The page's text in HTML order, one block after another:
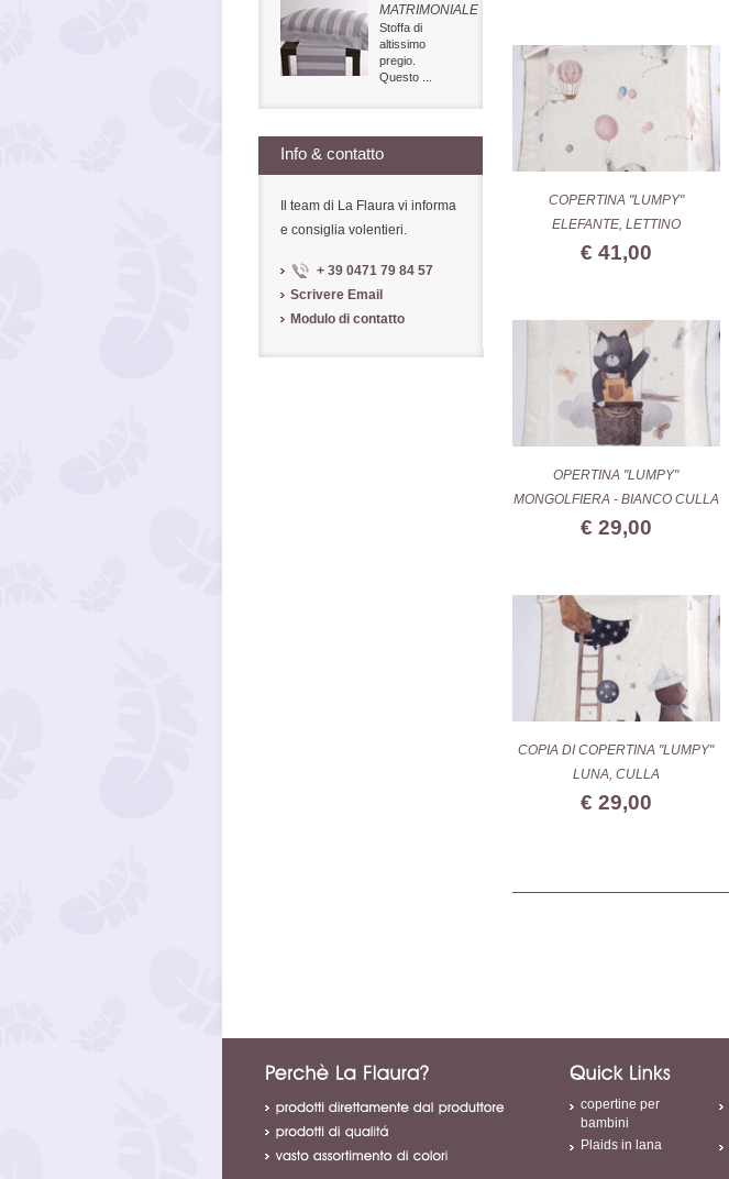
COPERTINA "LUMPY"
ELEFANTE, LETTINO
€ 41,00
OPERTINA "LUMPY"
MONGOLFIERA - BIANCO CULLA
€ 29,00
COPIA DI COPERTINA "LUMPY"
LUNA, CULLA
€ 29,00
MATRIMONIALE
Stoffa di
altissimo
pregio.
Questo ...
Info & contatto
Il team di La Flaura vi informa
e consiglia volentieri.
+ 39 0471 79 84 57
Scrivere Email
Modulo di contatto
copertine per
bambini
Plaids in lana